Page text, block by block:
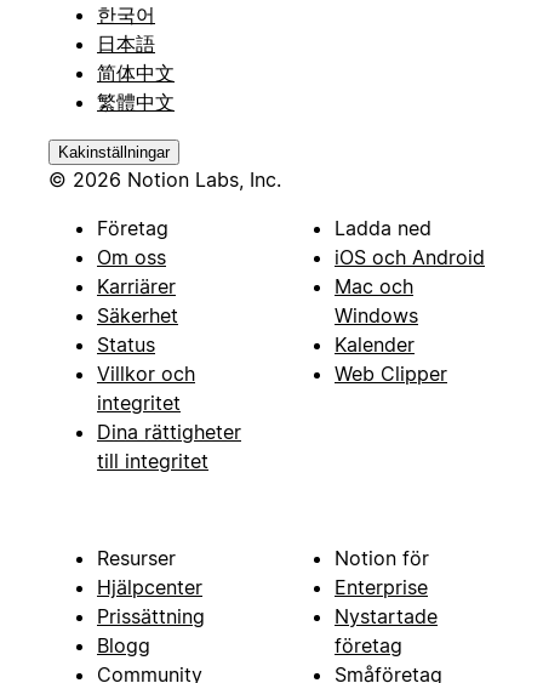
한국어
日本語
简体中文
繁體中文
Kakinställningar
© 2026 Notion Labs, Inc.
Företag
Om oss
Karriärer
Säkerhet
Status
Villkor och
integritet
Dina rättigheter
till integritet
Ladda ned
iOS och Android
Mac och
Windows
Kalender
Web Clipper
Resurser
Hjälpcenter
Prissättning
Blogg
Community
Notion för
Enterprise
Nystartade
företag
Småföretag